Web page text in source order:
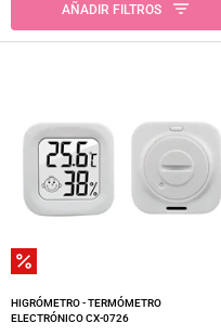
AÑADIR FILTROS
HIGRÓMETRO - TERMÓMETRO
ELECTRÓNICO CX-0726